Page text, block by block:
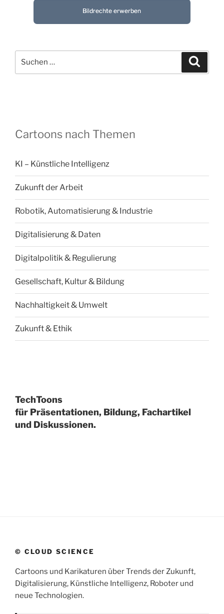
Bildrechte erwerben
nach:
Cartoons nach Themen
KI – Künstliche Intelligenz
Zukunft der Arbeit
Robotik, Automatisierung & Industrie
Digitalisierung & Daten
Digitalpolitik & Regulierung
Gesellschaft, Kultur & Bildung
Nachhaltigkeit & Umwelt
Zukunft & Ethik
TechToons
für Präsentationen, Bildung, Fachartikel
und Diskussionen.
© CLOUD SCIENCE
Cartoons und Karikaturen über Trends der Zukunft,
Digitalisierung, Künstliche Intelligenz, Roboter und
neue Technologien.